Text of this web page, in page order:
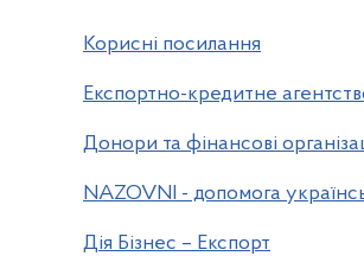
Корисні посилання
Експортно-кредитне
Донори та фінансові
NAZOVNI - допомога
Дія Бізнес – Експорт